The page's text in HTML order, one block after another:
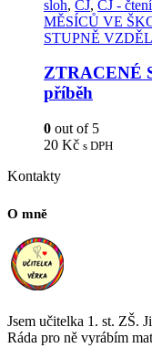
sloh, ČJ, ČJ -
MĚSÍCŮ VE
STUPNĚ
ZTRACENÉ
příběh
0 out of 5
20 Kč s DPH
Kontakty
O mně
Jsem učitelka 1. st. ZŠ.
Ráda pro ně vyrábím